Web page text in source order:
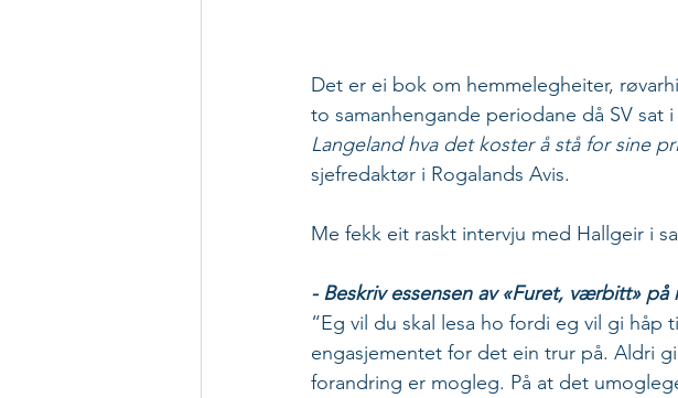
Det er ei bok om hemmelegheiter,
to samanhengande periodane då SV sat
Langeland hva det koster å stå for sine
sjefredaktør i Rogalands Avis.
Me fekk eit raskt intervju med Hallgeir i
- Beskriv essensen av «Furet, værbitt»
“Eg vil du skal lesa ho fordi eg vil gi
engasjementet for det ein trur på. Aldri
forandring er mogleg. På at det